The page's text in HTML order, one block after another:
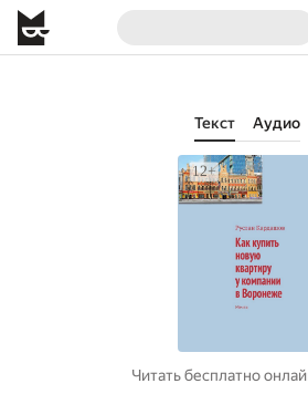
Текст Аудио
Читать бесплатно